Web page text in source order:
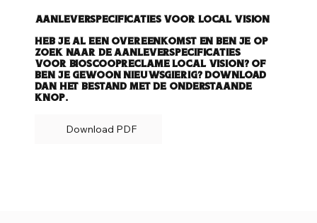
Aanleverspecificaties voor Local Vision
Heb je al een overeenkomst en ben je op
zoek naar de aanleverspecificaties
voor bioscoopreclame Local Vision? Of
ben je gewoon nieuwsgierig? Download
dan het bestand met de onderstaande
knop.
Download PDF